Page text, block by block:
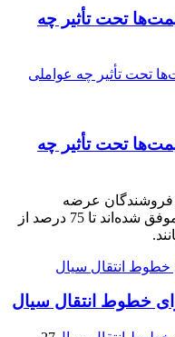
تحت تأثیر چه
تحت تأثیر چه
آخرین آمارهای سال 2025، فروشندگان عرضه
شیلنگ‌های صادراتی تا به امروز موفق شده‌اند تا 75 درصد از
خطوط انتقال سیال